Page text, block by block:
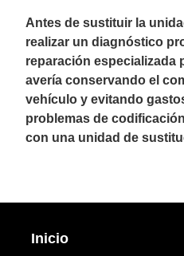
Antes de sustituir la
realizar un diagnóstico
reparación especializada
avería conservando el
vehículo y evitando
problemas de
con una unidad de
Inicio